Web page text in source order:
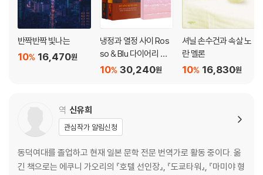
반짝반짝 빛나는
16,470원
10%
냉정과 열정 사이 Ros
so & Blu 다이어리 세
트
30,240원
10%
셔닐 손수건과 속살 노
란 멜론
16,830원
10%
역 신유희
관심작가 알림신청
동덕여대를 졸업하고 현재 일본 문학 전문 번역가로 활동 중이다. 옮
긴 책으로는 에쿠니 가오리의 『호텔 선인장』, 『도쿄타워』, 『마미야 형